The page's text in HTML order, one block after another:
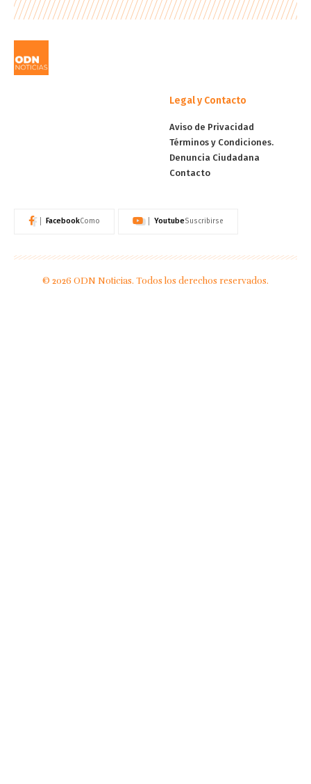
Legal y Contacto
Aviso de Privacidad
Términos y Condiciones.
Denuncia Ciudadana
Contacto
FacebookComo YoutubeSuscribirse
© 2026 ODN Noticias. Todos los derechos reservados.